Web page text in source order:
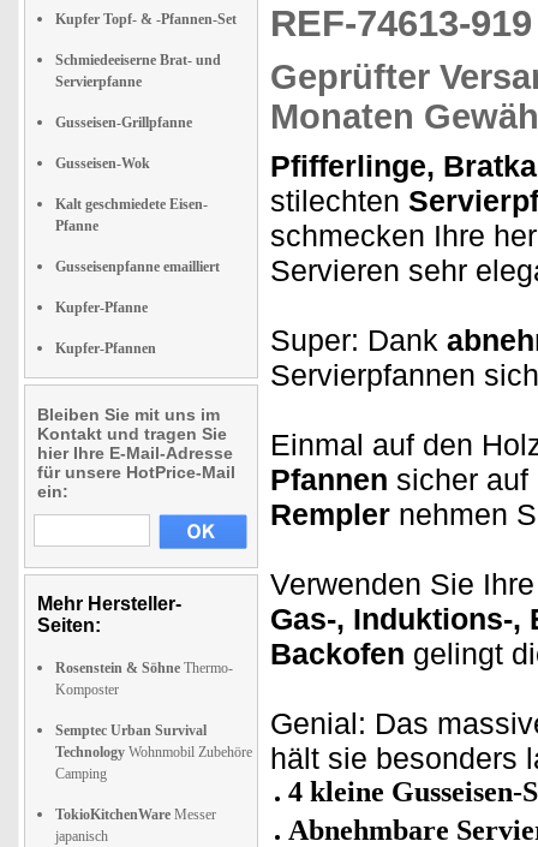
Kupfer Topf- & -Pfannen-Set
Schmiedeeiserne Brat- und
Servierpfanne
Gusseisen-Grillpfanne
Gusseisen-Wok
Kalt geschmiedete Eisen-
Pfanne
Gusseisenpfanne emailliert
Kupfer-Pfanne
Kupfer-Pfannen
Bleiben Sie mit uns im
Kontakt und tragen Sie
hier Ihre E-Mail-Adresse
für unsere HotPrice-Mail
ein:
Mehr Hersteller-
Seiten:
Rosenstein & Söhne Thermo-
Komposter
Semptec Urban Survival
Technology Wohnmobil Zubehöre
Camping
TokioKitchenWare Messer
japanisch
REF-74613-
Geprüfter
Monaten
Pfifferlinge,
stilechten
schmecken Ihre
Servieren sehr
Super: Dank
Servierpfannen
Einmal auf den
Pfannen sicher
Rempler nehmen
Verwenden Sie
Gas-, Induktions-,
Backofen gelingt
Genial: Das
hält sie besonders
4 kleine
Abnehmbare